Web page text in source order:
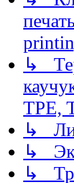
↳
TPE,
↳
↳
↳